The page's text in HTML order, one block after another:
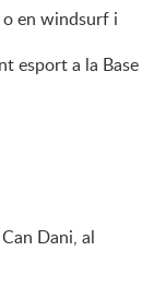
en windsurf i
esport a la Base
Dani, al